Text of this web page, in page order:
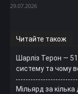
29.07.2026
Читайте також
Шарліз Терон —
систему та чому
Мільярд за